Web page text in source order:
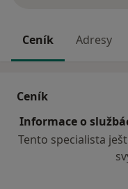
Ceník Adresy
Ceník
Informace o
Tento specialista